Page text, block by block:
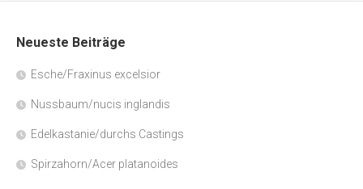
Neueste Beiträge
Esche/Fraxinus excelsior
Nussbaum/nucis inglandis
Edelkastanie/durchs Castings
Spirzahorn/Acer platanoides